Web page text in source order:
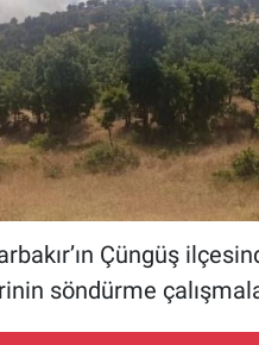
Çüngüş
söndürme